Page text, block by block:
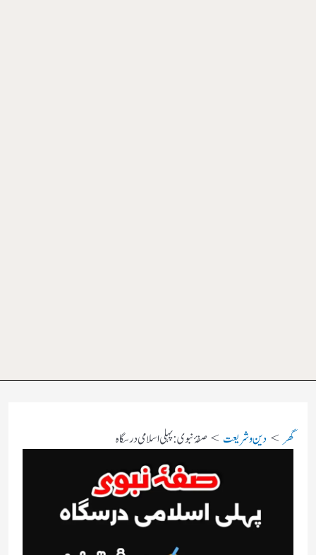
گھر دین و شریعت صفۂ نبوی :پہلی اسلامی درسگاہ